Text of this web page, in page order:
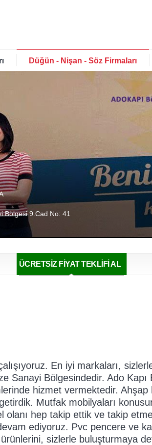
Düğün - Nişan - Söz Firmaları
Bölgesi 9.Cad No: 41
ÜCRETSİZ FİYAT TEKLİFİ AL
En iyi markaları,
Sanayi Bölgesindedir. Ado
hizmet vermektedir.
Mutfak mobilyaları
olanı hep takip ettik ve takip
ediyoruz. Pvc pencere ve
sizlerle buluşturmaya